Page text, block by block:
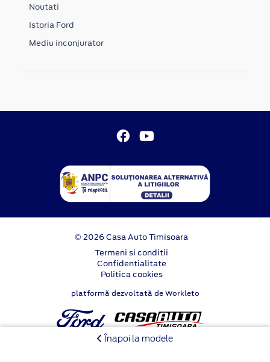
Înapoi la modele
Noutati
Istoria Ford
Mediu inconjurator
© 2026 Casa Auto Timisoara
Termeni si conditii
Confidentialitate
Politica cookies
platformă dezvoltată de Workleto